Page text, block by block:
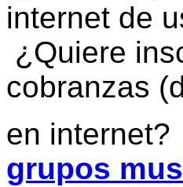
internet de
¿Quiere
cobranzas
en internet?
grupos